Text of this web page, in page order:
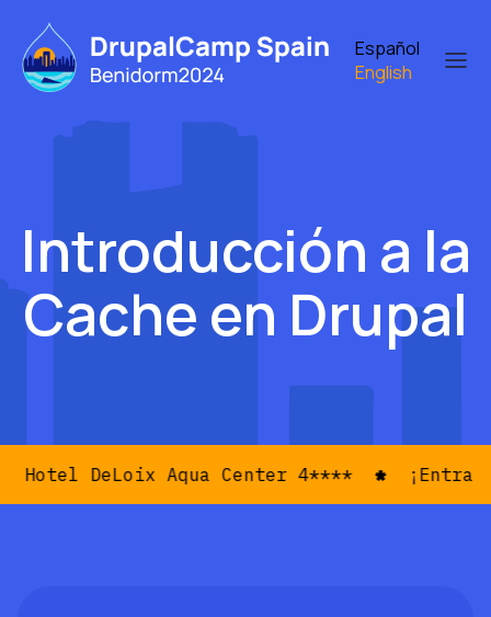
main
content
Español
English
Introducción a la
Cache en Drupal
DeLoix Aqua Center 4****